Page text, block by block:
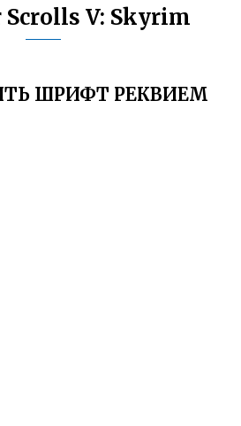
Scrolls V: Skyrim
ШРИФТ РЕКВИЕМ